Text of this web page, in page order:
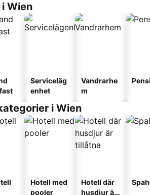
Wien
Serviceläg
enhet
Vandrarhe
m
i Wien
Hotell med
pooler
Hotell där
husdjur är